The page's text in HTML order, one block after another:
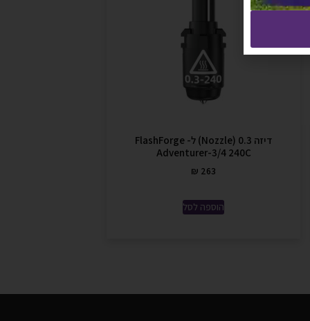
דיזה 0.3 (Nozzle) ל- FlashForge
Adventurer-3/4 240C
₪ 263
הוספה לסל